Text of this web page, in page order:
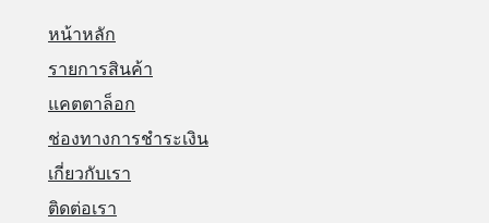
หน้าหลัก
รายการสินค้า
แคตตาล็อก
ช่องทางการชำระเงิน
เกี่ยวกับเรา
ติดต่อเรา